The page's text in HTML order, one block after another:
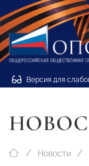
Версия для
Новости